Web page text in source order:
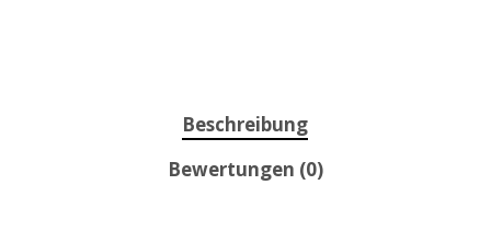
Beschreibung
Bewertungen (0)